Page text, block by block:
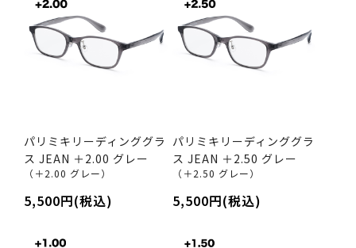
パリミキリーディンググラ
ス JEAN ＋2.00 グレー
（＋2.00 グレー）
5,500円(税込)
パリミキリーディンググラ
ス JEAN ＋2.50 グレー
（＋2.50 グレー）
5,500円(税込)